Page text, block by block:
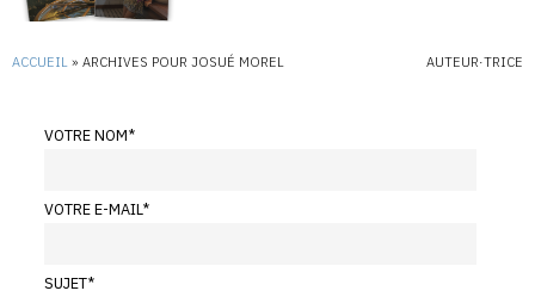
ACCUEIL » ARCHIVES POUR JOSUÉ MOREL AUTEUR·TRICE
VOTRE NOM*
VOTRE E-MAIL*
SUJET*